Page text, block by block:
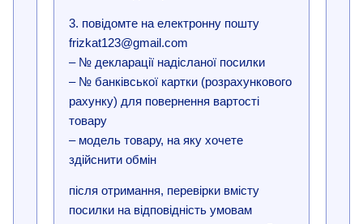
3. повідомте на електронну пошту
frizkat123@gmail.com
– № декларації надісланої посилки
– № банківської картки (розрахункового
рахунку) для повернення вартості
товару
– модель товару, на яку хочете
здійснити обмін
після отримання, перевірки вмісту
посилки на відповідність умовам